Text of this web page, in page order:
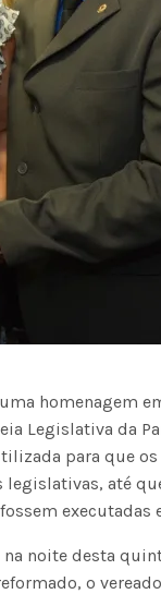
homenagem
Legislativa da
para que
até
executadas
noite desta
o